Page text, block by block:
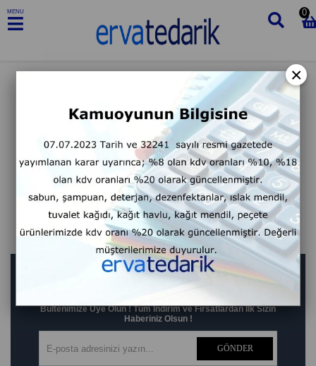
MENU 0
BIZDEN HABERLER
Bültenimize Üye Olun ! Tüm İndirim ve Fırsatlardan İlk Sizin
Haberiniz Olsun !
GÖNDER
×